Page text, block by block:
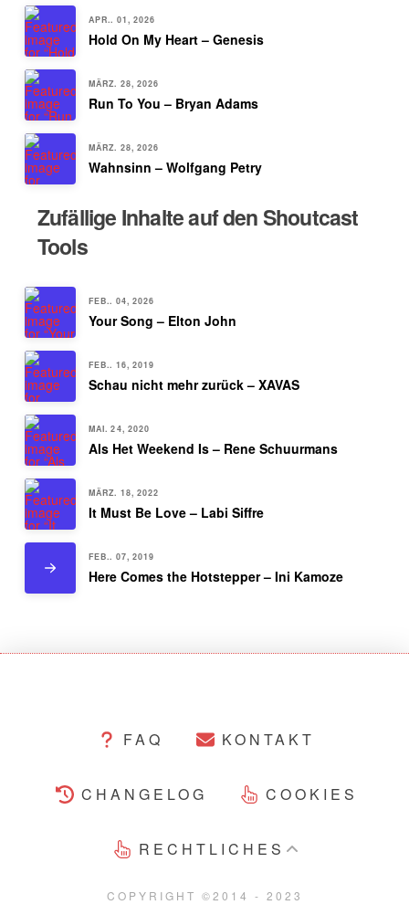
APR.. 01, 2026
Hold On My Heart – Genesis
MÄRZ. 28, 2026
Run To You – Bryan Adams
MÄRZ. 28, 2026
Wahnsinn – Wolfgang Petry
Zufällige Inhalte auf den Shoutcast
Tools
FEB.. 04, 2026
Your Song – Elton John
FEB.. 16, 2019
Schau nicht mehr zurück – XAVAS
MAI. 24, 2020
Als Het Weekend Is – Rene Schuurmans
MÄRZ. 18, 2022
It Must Be Love – Labi Siffre
FEB.. 07, 2019
Here Comes the Hotstepper – Ini Kamoze
FAQ KONTAKT
CHANGELOG COOKIES
RECHTLICHES
COPYRIGHT ©2014 - 2023